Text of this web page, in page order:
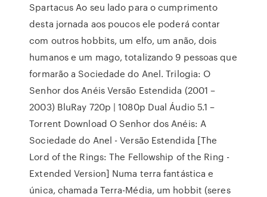
Spartacus Ao seu lado para o cumprimento
desta jornada aos poucos ele poderá contar
com outros hobbits, um elfo, um anão, dois
humanos e um mago, totalizando 9 pessoas que
formarão a Sociedade do Anel. Trilogia: O
Senhor dos Anéis Versão Estendida (2001 –
2003) BluRay 720p | 1080p Dual Áudio 5.1 –
Torrent Download O Senhor dos Anéis: A
Sociedade do Anel - Versão Estendida [The
Lord of the Rings: The Fellowship of the Ring -
Extended Version] Numa terra fantástica e
única, chamada Terra-Média, um hobbit (seres